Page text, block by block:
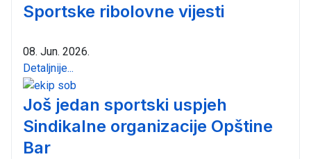
Sportske ribolovne vijesti
08. Jun. 2026.
Detaljnije...
Još jedan sportski uspjeh
Sindikalne organizacije Opštine
Bar